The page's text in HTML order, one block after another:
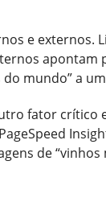
e externos.
mundo” a
fator
de